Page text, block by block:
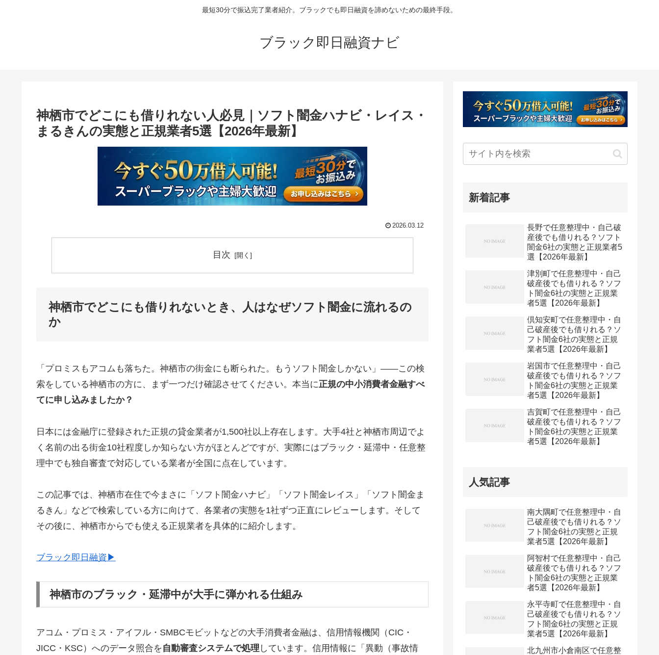
最短30分で振込完了業者紹介。ブラックでも即日融資を諦めないための最終手段。
ブラック即日融資ナビ
神栖市でどこにも借りれない人必見｜ソフト闇金ハナビ・レイス・
まるきんの実態と正規業者5選【2026年最新】
2026.03.12
目次
神栖市でどこにも借りれないとき、人はなぜソフト闇金に流れるの
か
「プロミスもアコムも落ちた。神栖市の街金にも断られた。もうソフト闇金しかない」——この検
索をしている神栖市の方に、まず一つだけ確認させてください。本当に正規の中小消費者金融すべ
てに申し込みましたか？
日本には金融庁に登録された正規の貸金業者が1,500社以上存在します。大手4社と神栖市周辺でよ
く名前の出る街金10社程度しか知らない方がほとんどですが、実際にはブラック・延滞中・任意整
理中でも独自審査で対応している業者が全国に点在しています。
この記事では、神栖市在住で今まさに「ソフト闇金ハナビ」「ソフト闇金レイス」「ソフト闇金ま
るきん」などで検索している方に向けて、各業者の実態を1社ずつ正直にレビューします。そして
その後に、神栖市からでも使える正規業者を具体的に紹介します。
ブラック即日融資▶
神栖市のブラック・延滞中が大手に弾かれる仕組み
アコム・プロミス・アイフル・SMBCモビットなどの大手消費者金融は、信用情報機関（CIC・
JICC・KSC）へのデータ照合を 自動審査システムで処理 しています。信用情報に「異動（事故情
新着記事
長野で任意整理中・自己破
産後でも借りれる？ソフト
闇金6社の実態と正規業者5
選【2026年最新】
津別町で任意整理中・自己
破産後でも借りれる？ソフ
ト闇金6社の実態と正規業
者5選【2026年最新】
倶知安町で任意整理中・自
己破産後でも借りれる？ソ
フト闇金6社の実態と正規
業者5選【2026年最新】
岩国市で任意整理中・自己
破産後でも借りれる？ソフ
ト闇金6社の実態と正規業
者5選【2026年最新】
吉賀町で任意整理中・自己
破産後でも借りれる？ソフ
ト闇金6社の実態と正規業
者5選【2026年最新】
人気記事
南大隅町で任意整理中・自
己破産後でも借りれる？ソ
フト闇金6社の実態と正規
業者5選【2026年最新】
阿智村で任意整理中・自己
破産後でも借りれる？ソフ
ト闇金6社の実態と正規業
者5選【2026年最新】
永平寺町で任意整理中・自
己破産後でも借りれる？ソ
フト闇金6社の実態と正規
業者5選【2026年最新】
北九州市小倉南区で任意整